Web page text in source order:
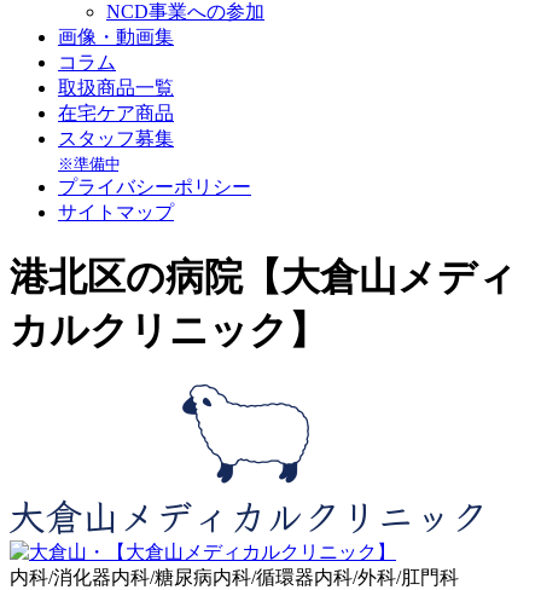
NCD事業への参加
画像・動画集
コラム
取扱商品一覧
在宅ケア商品
スタッフ募集
※準備中
プライバシーポリシー
サイトマップ
港北区の病院【大倉山メディ
カルクリニック】
内科/消化器内科/糖尿病内科/循環器内科/外科/肛門科